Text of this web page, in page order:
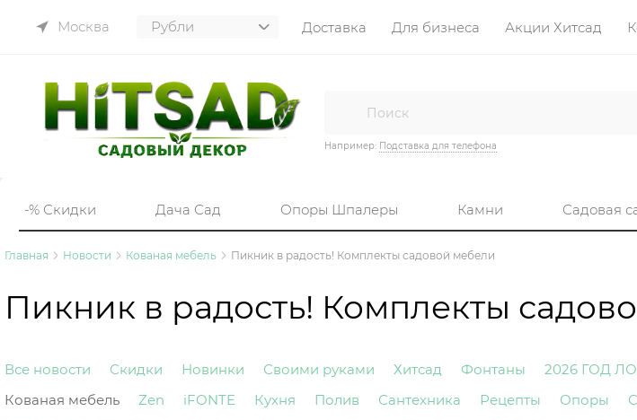
Москва Доставка Для бизнеса Акции Хитсад
Например: Подставка для телефона
-% Скидки Дача Сад Опоры Шпалеры Камни Садовая
Главная Новости Кованая мебель Пикник в радость! Комплекты садовой мебели
Пикник в радость! Комплекты
Все новости Скидки Новинки Своими руками Хитсад Фонтаны 2026 ГОД
Кованая мебель
Zen iFONTE Кухня Полив Сантехника Рецепты Опоры